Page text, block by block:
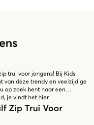
trui voor jongens! Bij Kids
van deze trendy en veelzijdige
op zoek bent naar een
je vindt het hier.
Zip Trui Voor